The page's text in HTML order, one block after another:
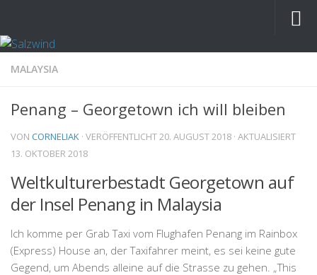
MALAYSIA
Penang – Georgetown ich will bleiben
VON CORNELIAK · VERÖFFENTLICHT20. AUGUST 2018 · AKTUALISIERT
13. OKTOBER 2018
Weltkulturerbestadt Georgetown auf
der Insel Penang in Malaysia
Ich komme per Grab Taxi vom Flughafen Penang im Rainbox
(Express) House an, der Taxifahrer meint, es sei keine gute
Gegend, um Abends alleine auf die Strasse zu gehen. „This